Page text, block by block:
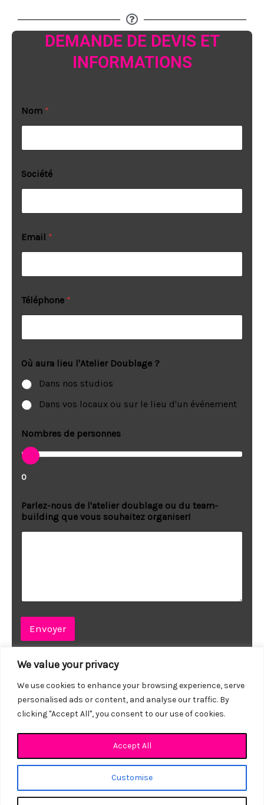
We value your privacy
We use cookies to enhance your browsing experience, serve
personalised ads or content, and analyse our traffic. By
clicking "Accept All", you consent to our use of cookies.
Customise
Accept All
DEMANDE DE DEVIS ET
INFORMATIONS
Nom *
Société
Email *
Téléphone *
Où aura lieu l'Atelier Doublage ?
Dans nos studios
Dans vos locaux ou sur le lieu d'un événement
Nombres de personnes
0
Parlez-nous de l'atelier doublage ou du team-
building que vous souhaitez organiser!
Envoyer
Copyright © 2026 LES ATELIERS DOUBLAGE VOA
Site Réalisé parBasilic Web